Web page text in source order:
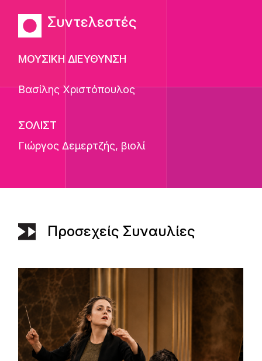
Συντελεστές
ΜΟΥΣΙΚΗ ΔΙΕΥΘΥΝΣΗ
Βασίλης Χριστόπουλος
ΣΟΛΙΣΤ
Γιώργος Δεμερτζής, βιολί
Προσεχείς Συναυλίες